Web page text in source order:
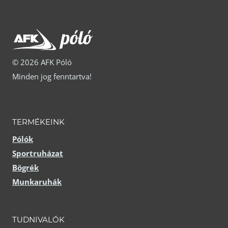
© 2026 AFK Póló
Minden jog fenntartva!
TERMÉKEINK
Pólók
Sportruházat
Bögrék
Munkaruhák
TUDNIVALÓK